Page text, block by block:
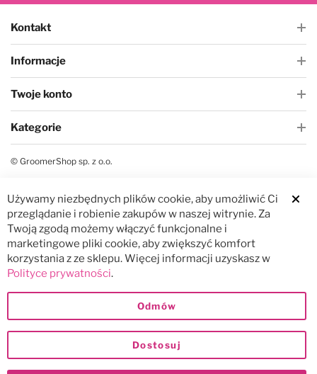
Kontakt
Informacje
Twoje konto
Kategorie
© GroomerShop sp. z o.o.
Używamy niezbędnych plików cookie, aby umożliwić Ci
przeglądanie i robienie zakupów w naszej witrynie. Za
Twoją zgodą możemy włączyć funkcjonalne i
marketingowe pliki cookie, aby zwiększyć komfort
korzystania z ze sklepu. Więcej informacji uzyskasz w
Polityce prywatności.
Dostosuj
Odmów